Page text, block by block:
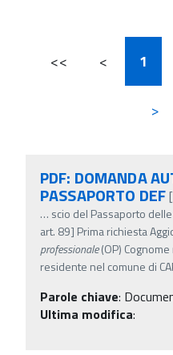
<< < 1
>
PDF: DOMANDA
PASSAPORTO DEF
… scio del Passaporto
art. 89] Prima richiesta
professionale(OP)
residente nel comune di
Parole chiave:
Ultima modifica: